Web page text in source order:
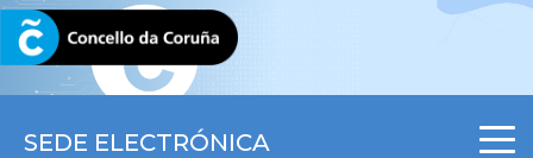
SEDE ELECTRÓNICA
CORUNA.GAL